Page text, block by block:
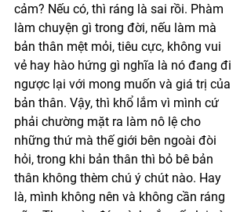
cảm? Nếu có, thì ráng là sai rồi. Phàm
làm chuyện gì trong đời, nếu làm mà
bản thân mệt mỏi, tiêu cực, không vui
vẻ hay hào hứng gì nghĩa là nó đang đi
ngược lại với mong muốn và giá trị của
bản thân. Vậy, thì khổ lắm vì mình cứ
phải chường mặt ra làm nô lệ cho
những thứ mà thế giới bên ngoài đòi
hỏi, trong khi bản thân thì bỏ bê bản
thân không thèm chú ý chút nào. Hay
là, mình không nên và không cần ráng